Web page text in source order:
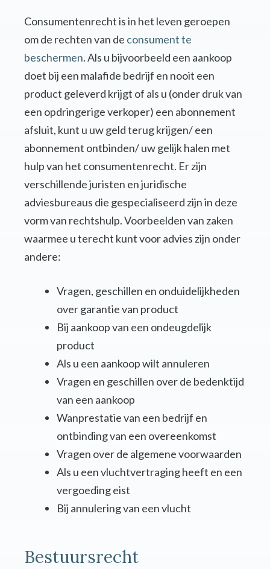
Consumentenrecht is in het leven geroepen
om de rechten van de consument te
beschermen. Als u bijvoorbeeld een aankoop
doet bij een malafide bedrijf en nooit een
product geleverd krijgt of als u (onder druk van
een opdringerige verkoper) een abonnement
afsluit, kunt u uw geld terug krijgen/ een
abonnement ontbinden/ uw gelijk halen met
hulp van het consumentenrecht. Er zijn
verschillende juristen en juridische
adviesbureaus die gespecialiseerd zijn in deze
vorm van rechtshulp. Voorbeelden van zaken
waarmee u terecht kunt voor advies zijn onder
andere:
Vragen, geschillen en onduidelijkheden
over garantie van product
Bij aankoop van een ondeugdelijk
product
Als u een aankoop wilt annuleren
Vragen en geschillen over de bedenktijd
van een aankoop
Wanprestatie van een bedrijf en
ontbinding van een overeenkomst
Vragen over de algemene voorwaarden
Als u een vluchtvertraging heeft en een
vergoeding eist
Bij annulering van een vlucht
Bestuursrecht